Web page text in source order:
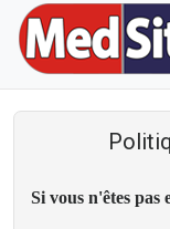
Si vous n'êtes pas